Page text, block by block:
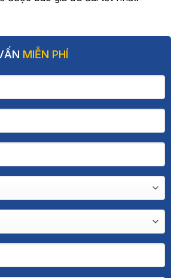
MIỄN PHÍ